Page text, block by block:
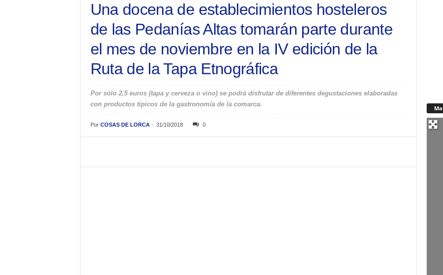
Una docena de establecimientos hosteleros
de las Pedanías Altas tomarán parte durante
el mes de noviembre en la IV edición de la
Ruta de la Tapa Etnográfica
Por sólo 2,5 euros (tapa y cerveza o vino) se podrá disfrutar de diferentes degustaciones elaboradas
con productos típicos de la gastronomía de la comarca.
Por COSAS DE LORCA- 31/10/2018 0